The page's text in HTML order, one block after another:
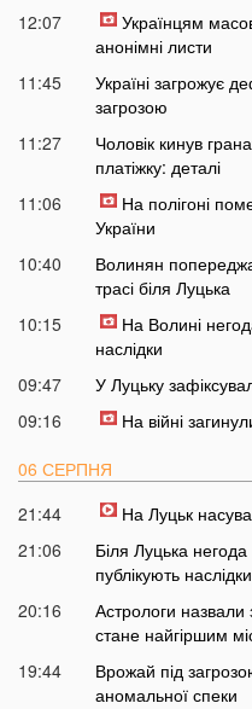
12:07
Українцям
анонімні листи
11:45
Україні загрожує
загрозою
11:27
Чоловік кинув
платіжку: деталі
11:06
На полігоні
України
10:40
Волинян
трасі біля Луцька
10:15
На Волині
наслідки
09:47
У Луцьку
09:16
На війні
06 СЕРПНЯ
21:44
На Луцьк
21:06
Біля Луцька
публікують
20:16
Астрологи назвали
стане найгіршим
19:44
Врожай під
аномальної спеки